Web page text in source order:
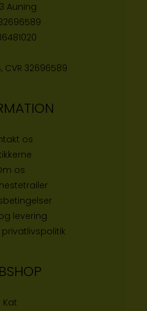
Auning
CVR 32696589
os
rne
os
levering
Kat